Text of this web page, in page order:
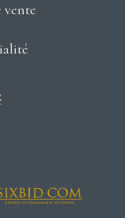
vente